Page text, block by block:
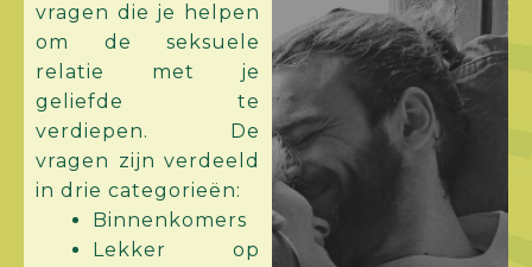
vragen die je helpen
om de seksuele
relatie met je
geliefde te
verdiepen. De
vragen zijn verdeeld
in drie categorieën:
Binnenkomers
Lekker op